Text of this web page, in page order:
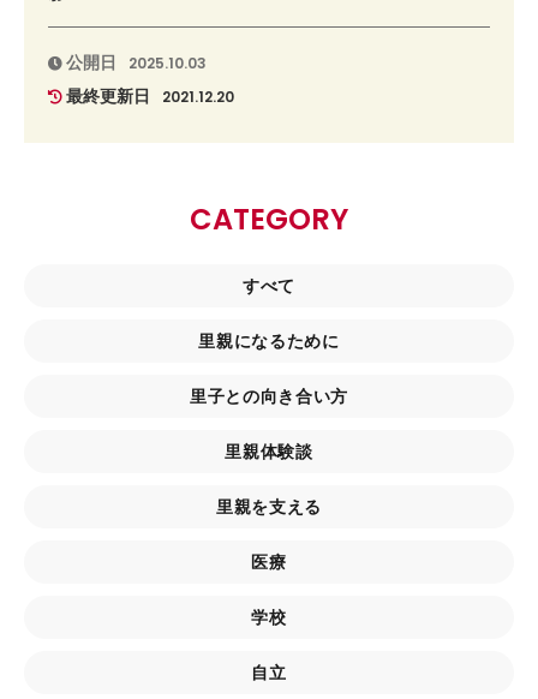
公開日 2025.10.03
最終更新日 2021.12.20
CATEGORY
すべて
里親になるために
里子との向き合い方
里親体験談
里親を支える
医療
学校
自立